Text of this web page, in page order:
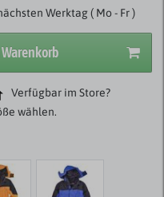
Werktag ( Mo - Fr )
Verfügbar im Store?
wählen.